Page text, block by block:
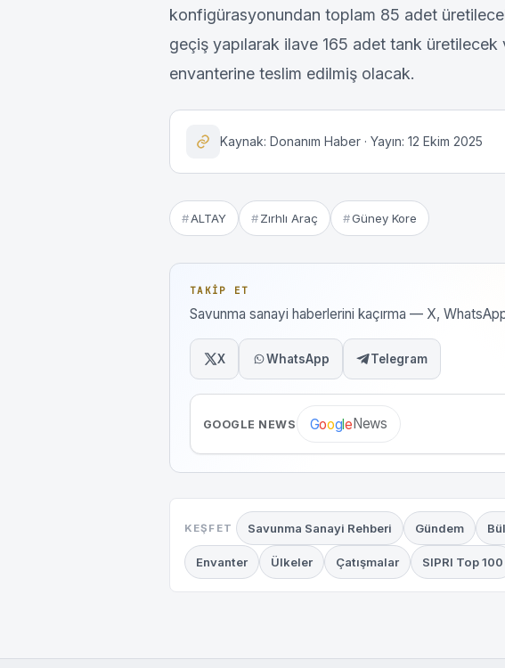
konfigürasyonundan toplam 85 adet
geçiş yapılarak ilave 165 adet tank
envanterine teslim edilmiş olacak.
Kaynak: Donanım Haber · Yayın: 12 Ekim 2025
ALTAY Zırhlı Araç Güney Kore
TAKIP ET
Savunma sanayi haberlerini kaçırma — X,
X WhatsApp Telegram
GOOGLE NEWS Google News
KEŞFET Savunma Sanayi Rehberi Gündem
Envanter Ülkeler Çatışmalar SIPRI Top 100